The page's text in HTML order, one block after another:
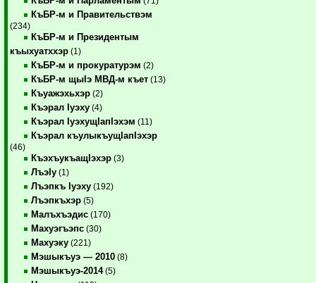
КъБР-м и Правительствэм
(234)
КъБР-м и Президентым
къыхуатххэр (1)
КъБР-м и прокуратурэм (2)
КъБР-м щыIэ МВД-м къет (13)
Къуажэхьхэр (2)
Къэрал Iуэху (4)
Къэрал IуэхущIапIэхэм (11)
Къэрал къулыкъущIапIэхэр
(46)
КъэхъукъащIэхэр (3)
ЛъэIу (1)
Лъэпкъ Iуэху (192)
Лъэпкъхэр (5)
Малъхъэдис (170)
Махуэгъэпс (30)
Махуэку (221)
Мэшыкъуэ — 2010 (8)
Мэшыкъуэ-2014(5)